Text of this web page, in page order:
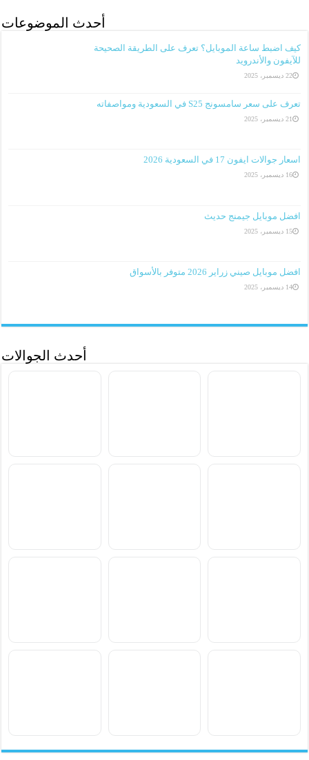
أحدث الموضوعات
كيف اضبط ساعة الموبايل؟ تعرف على الطريقة الصحيحة
للآيفون والأندرويد
22 ديسمبر، 2025
تعرف على سعر سامسونج S25 في السعودية ومواصفاته
21 ديسمبر، 2025
اسعار جوالات ايفون 17 في السعودية 2026
16 ديسمبر، 2025
افضل موبايل جيمنج حديث
15 ديسمبر، 2025
افضل موبايل صيني زراير 2026 متوفر بالأسواق
14 ديسمبر، 2025
أحدث الجوالات
سعر ومواصفات
سعر ومواصفات
سعر ومواصفات Xiaomi